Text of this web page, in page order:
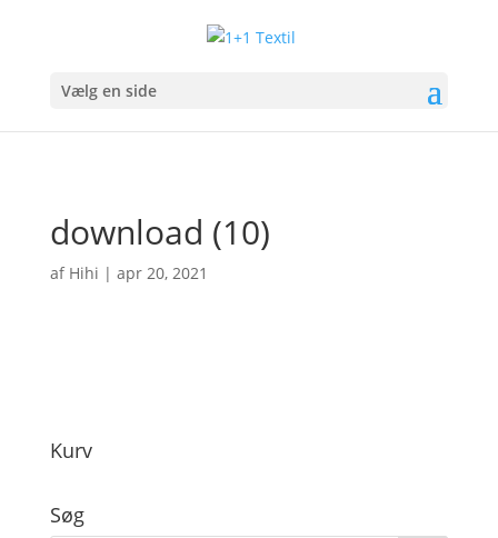
Vælg en side
download (10)
af Hihi | apr 20, 2021
Kurv
Søg